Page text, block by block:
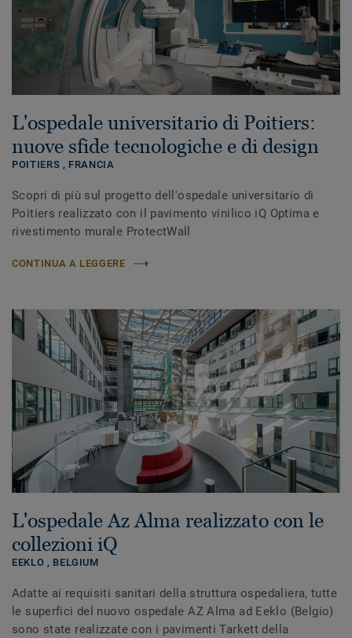
L'ospedale universitario di Poitiers:
nuove sfide tecnologiche e di design
POITIERS , FRANCIA
Scopri di più sul progetto dell'ospedale universitario di
Poitiers realizzato con il pavimento vinilico iQ Optima e
rivestimento murale ProtectWall
CONTINUA A LEGGERE
L'ospedale Az Alma realizzato con le
collezioni iQ
EEKLO , BELGIUM
Adatte ai requisiti sanitari della struttura ospedaliera, tutte
le superfici del nuovo ospedale AZ Alma ad Eeklo (Belgio)
sono state realizzate con i pavimenti Tarkett della